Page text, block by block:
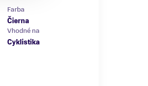
Farba
Čierna
Vhodné na
Cyklistika